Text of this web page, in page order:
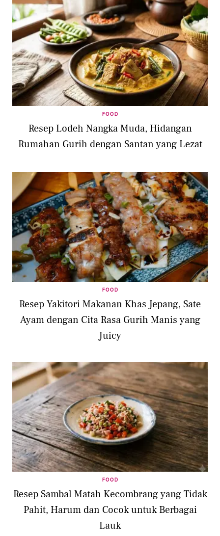
FOOD
Resep Lodeh Nangka Muda, Hidangan
Rumahan Gurih dengan Santan yang Lezat
FOOD
Resep Yakitori Makanan Khas Jepang, Sate
Ayam dengan Cita Rasa Gurih Manis yang
Juicy
FOOD
Resep Sambal Matah Kecombrang yang Tidak
Pahit, Harum dan Cocok untuk Berbagai
Lauk